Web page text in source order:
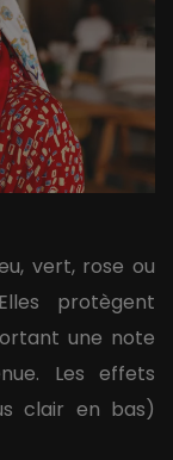
vert, rose ou
protègent
une note
Les effets
clair en bas)